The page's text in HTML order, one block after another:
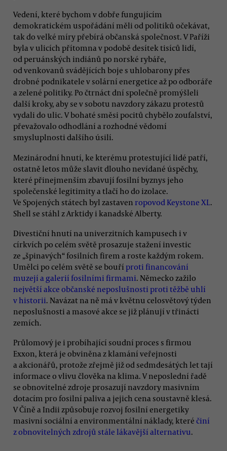
Vedení, které bychom v dobře fungujícím
demokratickém uspořádání měli od politiků očekávat,
tak do velké míry přebírá občanská společnost. V Paříži
byla v ulicích přítomna v podobě desítek tisíců lidí,
od peruánských indiánů po norské rybáře,
od venkovanů svádějících boje s uhlobarony přes
drobné podnikatele v solární energetice až po odboráře
a zelené politiky. Po čtrnáct dní společně promýšleli
další kroky, aby se v sobotu navzdory zákazu protestů
vydali do ulic. V bohaté směsi pocitů chybělo zoufalství,
převažovalo odhodlání a rozhodné vědomí
smysluplnosti dalšího úsilí.
Mezinárodní hnutí, ke kterému protestující lidé patří,
ostatně letos může slavit dlouho nevídané úspěchy,
které přinejmenším zbavují fosilní byznys jeho
společenské legitimity a tlačí ho do izolace.
Ve Spojených státech byl zastaven ropovod Keystone XL.
Shell se stáhl z Arktidy i kanadské Alberty.
Divestiční hnutí na univerzitních kampusech i v
církvích po celém světě prosazuje stažení investic
ze „špinavých“ fosilních firem a roste každým rokem.
Umělci po celém světě se bouří proti financování
muzejí a galerií fosilními firmami. Německo zažilo
největší akce občanské neposlušnosti proti těžbě uhlí
v historii. Navázat na ně má v květnu celosvětový týden
neposlušnosti a masové akce se již plánují v třinácti
zemích.
Průlomový je i probíhající soudní proces s firmou
Exxon, která je obviněna z klamání veřejnosti
a akcionářů, protože zřejmě již od sedmdesátých let tají
informace o vlivu člověka na klima. V neposlední řadě
se obnovitelné zdroje prosazují navzdory masivním
dotacím pro fosilní paliva a jejich cena soustavně klesá.
V Číně a Indii způsobuje rozvoj fosilní energetiky
masivní sociální a environmentální náklady, které činí
z obnovitelných zdrojů stále lákavější alternativu.